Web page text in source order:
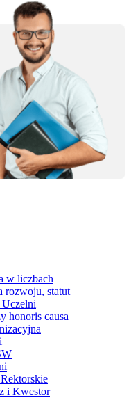
w liczbach
rozwoju, statut
honoris causa
i Kwestor